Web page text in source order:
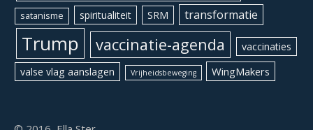
satanisme spiritualiteit SRM transformatie
Trump vaccinatie-agenda
vaccinaties
valse vlag aanslagen
Vrijheidsbeweging WingMakers